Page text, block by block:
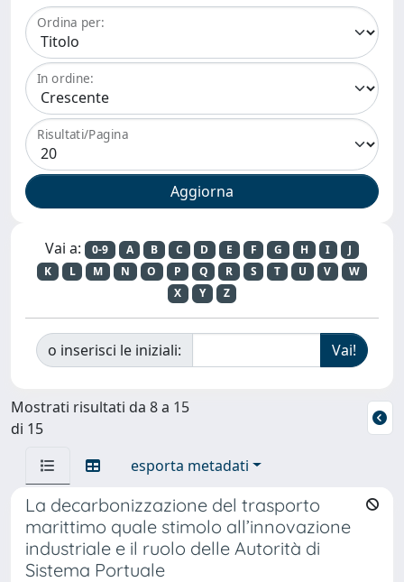
Ordina per:
In ordine:
Risultati/Pagina
Vai a: 0-9 A B C D E F G H I
J
K
L M N O P Q R S T U V
W
X
Y Z
o inserisci le iniziali:
Mostrati risultati da 8 a 15
di 15
esporta metadati
La decarbonizzazione del trasporto
marittimo quale stimolo all’innovazione
industriale e il ruolo delle Autorità di
Sistema Portuale